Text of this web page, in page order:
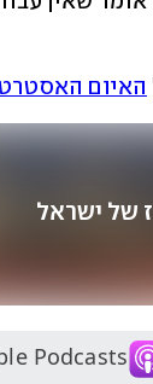
האיום
של ישראל